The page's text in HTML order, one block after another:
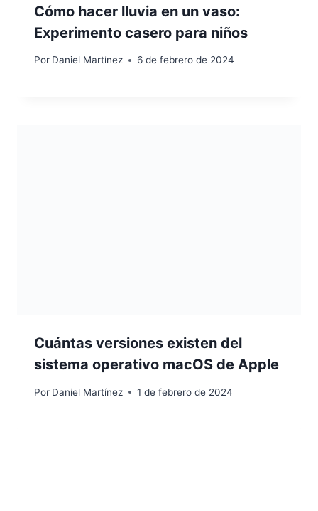
Cómo hacer lluvia en un vaso:
Experimento casero para niños
Por Daniel Martínez 6 de febrero de 2024
Cuántas versiones existen del
sistema operativo macOS de Apple
Por Daniel Martínez 1 de febrero de 2024